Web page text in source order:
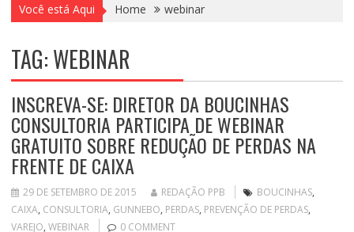
Você está Aqui Home webinar
TAG:WEBINAR
INSCREVA-SE: DIRETOR DA BOUCINHAS
CONSULTORIA PARTICIPA DE WEBINAR
GRATUITO SOBRE REDUÇÃO DE PERDAS NA
FRENTE DE CAIXA
29 DE SETEMBRO DE 2015 REDAÇÃO PPB BOUCINHAS,
CAIXA, CONSULTORIA, GUNNEBO, PERDAS, PREVENÇÃO DE PERDAS,
VAREJO, WEBINAR 0 COMMENT